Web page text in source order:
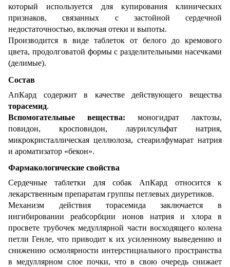
который используется для купирования клинических
признаков, связанных с застойной сердечной
недостаточностью, включая отеки и выпоты.
Производится в виде таблеток от белого до кремового
цвета, продолговатой формы с разделительными насечками
(делимые).
Состав
АпКард содержит в качестве действующего вещества
торасемид.
Вспомогательные вещества: моногидрат лактозы,
повидон, кросповидон, лаурилсульфат натрия,
микрокристаллическая целлюлоза, стеарилфумарат натрия
и ароматизатор «бекон».
Фармакологические свойства
Сердечные таблетки для собак АпКард относится к
лекарственным препаратам группы петлевых диуретиков.
Механизм действия торасемида заключается в
ингибировании реабсорбции ионов натрия и хлора в
просвете трубочек медуллярной части восходящего колена
петли Генле, что приводит к их усиленному выведению и
снижению осмолярности интерстициального пространства
в медуллярном слое почки, что в свою очередь снижает